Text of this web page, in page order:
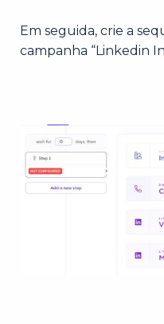
Em seguida, crie a
campanha “Linkedin